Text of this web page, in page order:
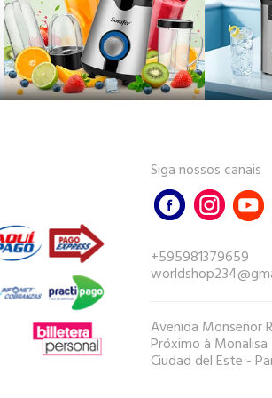
Siga nossos canais
+595981379659
Avenida Monseñor
Próximo à Monalisa
Ciudad del Este -